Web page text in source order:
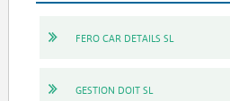
FERO CAR DETAILS SL
GESTION DOIT SL